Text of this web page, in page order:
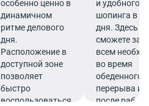
особенно ценно в
динамичном
ритме делового
дня.
Расположение в
доступной зоне
позволяет
быстро
воспользоваться
и удобного
шопинга в
дня. Здесь
сможете
всем
во время
обеденного
перерыва
после